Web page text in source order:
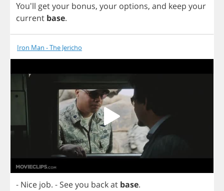
You'll getyour bonus, your options, and keep your
current base.
Iron Man - The Jericho
- Nice job. - Seeyou backat base.